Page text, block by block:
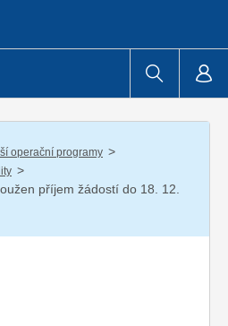
operační programy /
/
příjem žádostí do 18. 12.